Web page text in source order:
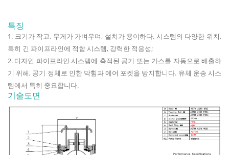
특징
1. 크기가 작고, 무게가 가벼우며, 설치가 용이하다. 시스템의 다양한 위치,
특히 긴 파이프라인에 적합 시스템, 강력한 적응성;
2. 디자인 파이프라인 시스템에 축적된 공기 또는 가스를 자동으로 배출하
기 위해, 공기 정체로 인한 막힘과 에어 포켓을 방지합니다. 유체 운송 시스
템에서 특히 중요합니다.
기술도면